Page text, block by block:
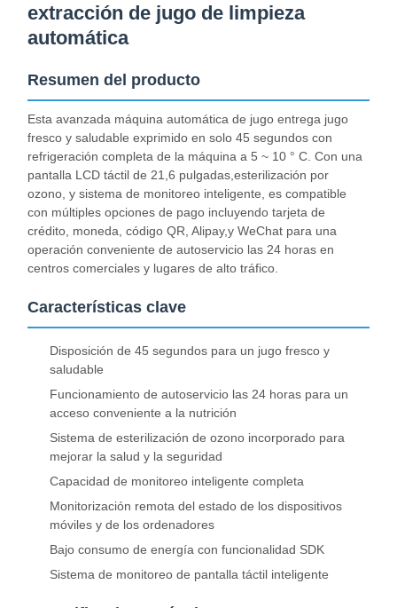
extracción de jugo de limpieza
automática
Resumen del producto
Esta avanzada máquina automática de jugo entrega jugo
fresco y saludable exprimido en solo 45 segundos con
refrigeración completa de la máquina a 5 ~ 10 ° C. Con una
pantalla LCD táctil de 21,6 pulgadas,esterilización por
ozono, y sistema de monitoreo inteligente, es compatible
con múltiples opciones de pago incluyendo tarjeta de
crédito, moneda, código QR, Alipay,y WeChat para una
operación conveniente de autoservicio las 24 horas en
centros comerciales y lugares de alto tráfico.
Características clave
Disposición de 45 segundos para un jugo fresco y
saludable
Funcionamiento de autoservicio las 24 horas para un
acceso conveniente a la nutrición
Sistema de esterilización de ozono incorporado para
mejorar la salud y la seguridad
Capacidad de monitoreo inteligente completa
Monitorización remota del estado de los dispositivos
móviles y de los ordenadores
Bajo consumo de energía con funcionalidad SDK
Sistema de monitoreo de pantalla táctil inteligente